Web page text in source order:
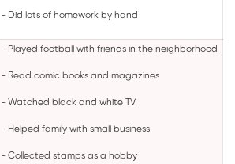
- Did lots of homework by hand
- Played football with friends in the neighborhood
- Read comic books and magazines
- Watched black and white TV
- Helped family with small business
- Collected stamps as a hobby